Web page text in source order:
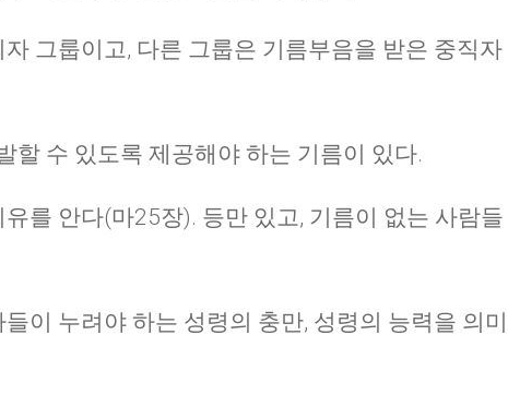
그룹이고, 다른 그룹은 기름부음을 받은 중직자
수 있도록 제공해야 하는 기름이 있다.
를 안다(마25장). 등만 있고, 기름이 없는 사람들
이 누려야 하는 성령의 충만, 성령의 능력을 의미